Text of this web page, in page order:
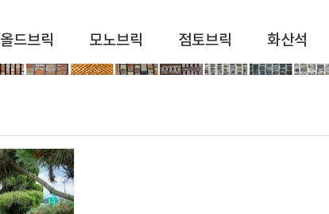
올드브릭 모노브릭 점토브릭 화산석